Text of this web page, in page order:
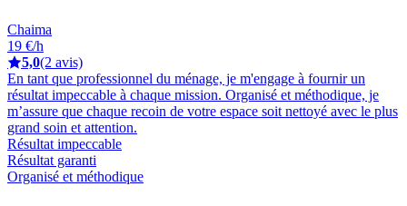
Chaima
19 €/h
5,0(2 avis)
En tant que professionnel du ménage, je m'engage à fournir un
résultat impeccable à chaque mission. Organisé et méthodique, je
m’assure que chaque recoin de votre espace soit nettoyé avec le plus
grand soin et attention.
Résultat impeccable
Résultat garanti
Organisé et méthodique